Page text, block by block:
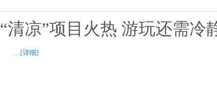
“清凉”项目火热 游玩还需冷
… [详细]